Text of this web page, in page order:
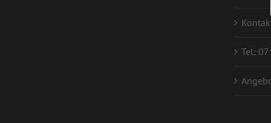
Tel: